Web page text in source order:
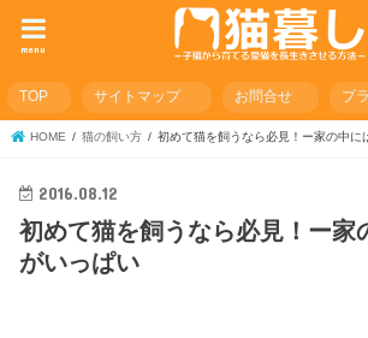
menu
TOP サイトマップ お問合せ プ
HOME 猫の飼い方 初めて猫を飼うなら必見！ー家の中に
2016.08.12
初めて猫を飼うなら必見！ー家
がいっぱい